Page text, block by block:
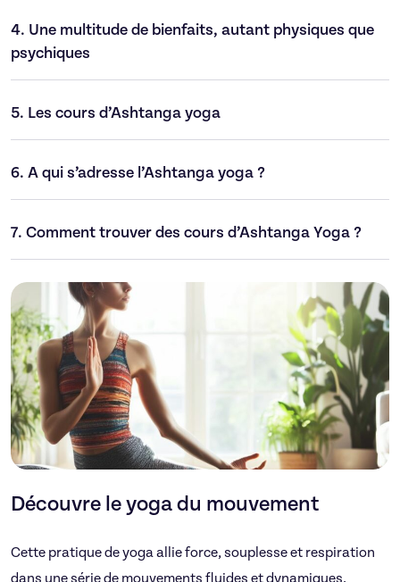
4. Une multitude de bienfaits, autant physiques que
psychiques
5. Les cours d’Ashtanga yoga
6. A qui s’adresse l’Ashtanga yoga ?
7. Comment trouver des cours d’Ashtanga Yoga ?
Découvre le yoga du mouvement
Cette pratique de yoga allie force, souplesse et respiration